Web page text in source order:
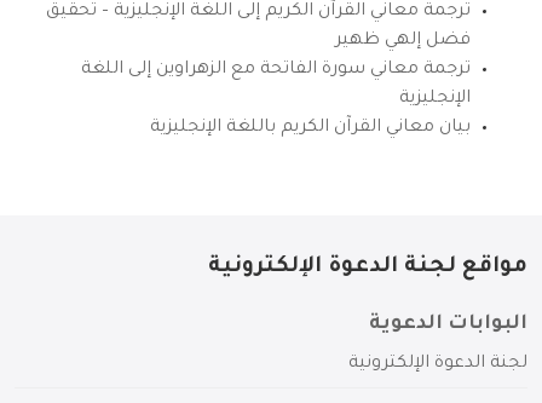
ترجمة معاني القرآن الكريم إلى اللغة الإنجليزية – تحقيق
فضل إلهي ظهير
ترجمة معاني سورة الفاتحة مع الزهراوين إلى اللغة
الإنجليزية
بيان معاني القرآن الكريم باللغة الإنجليزية
مواقع لجنة الدعوة الإلكترونية
البوابات الدعوية
لجنة الدعوة الإلكترونية